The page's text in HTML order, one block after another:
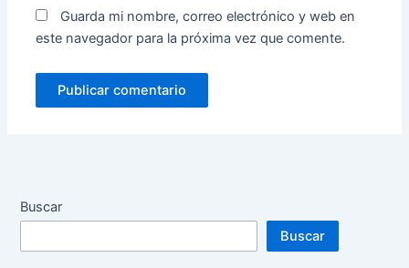
Guarda mi nombre, correo electrónico y web en
este navegador para la próxima vez que comente.
Buscar
Buscar